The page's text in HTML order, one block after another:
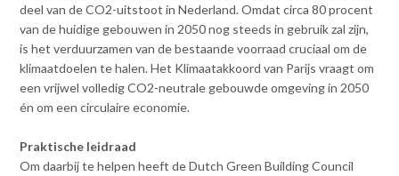
c
o
n
t
e
n
deel van de CO2-uitstoot in Nederland. Omdat circa 80 procent
van de huidige gebouwen in 2050 nog steeds in gebruik zal zijn,
is het verduurzamen van de bestaande voorraad cruciaal om de
klimaatdoelen te halen. Het Klimaatakkoord van Parijs vraagt om
een vrijwel volledig CO2-neutrale gebouwde omgeving in 2050
én om een circulaire economie.
Praktische leidraad
Om daarbij te helpen heeft de Dutch Green Building Council
Contact
Inloggen mijn NVBK
Contact